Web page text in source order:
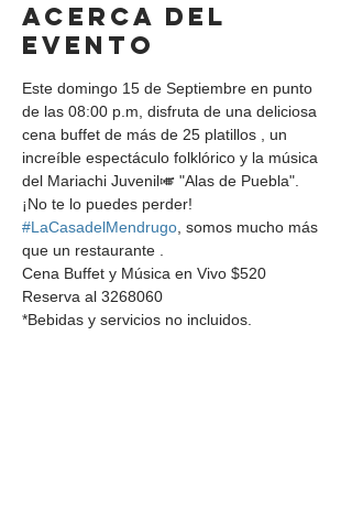
Acerca del
evento
Este domingo 15 de Septiembre en punto
de las 08:00 p.m, disfruta de una deliciosa
cena buffet de más de 25 platillos , un
increíble espectáculo folklórico y la música
del Mariachi Juvenil🎺 "Alas de Puebla".
¡No te lo puedes perder!
#LaCasadelMendrugo , somos mucho más
que un restaurante .
Cena Buffet y Música en Vivo $520
Reserva al 3268060
*Bebidas y servicios no incluidos.